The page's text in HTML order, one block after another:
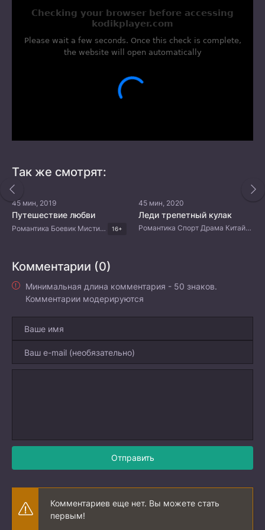
Так же смотрят:
45 мин, 2019
Путешествие любви
Романтика Боевик Мистика Триллер Китайские дорамы 16+
45 мин, 2020
Леди трепетный кулак
Романтика Спорт Драма Китайские дорамы
Комментарии (0)
Минимальная длина комментария - 50 знаков.
Комментарии модерируются
Отправить
Комментариев еще нет. Вы можете стать
первым!